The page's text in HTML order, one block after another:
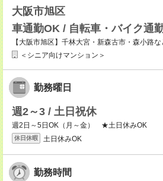
大阪市旭区
車通勤OK / 自転車・バイク通
【大阪市旭区】千林大宮・新森古市・森小路な
＜シニア向けマンション＞
勤務曜日
週2～3 / 土日祝休
週2日～5日OK（月～金） ★土日休みOK
休日休暇 土日休みOK
勤務時間